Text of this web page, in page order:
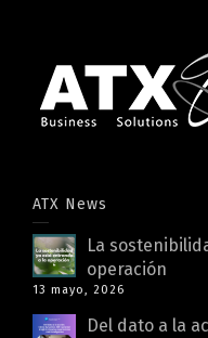
ATX News
La
operación
13 mayo, 2026
Del dato a la